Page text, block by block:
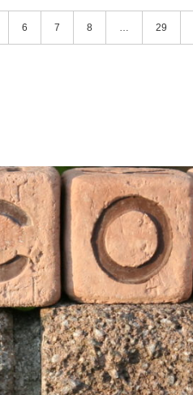
6 7 8 … 29